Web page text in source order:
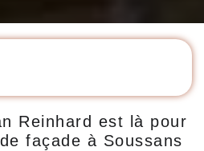
Reinhard est là pour
façade à Soussans